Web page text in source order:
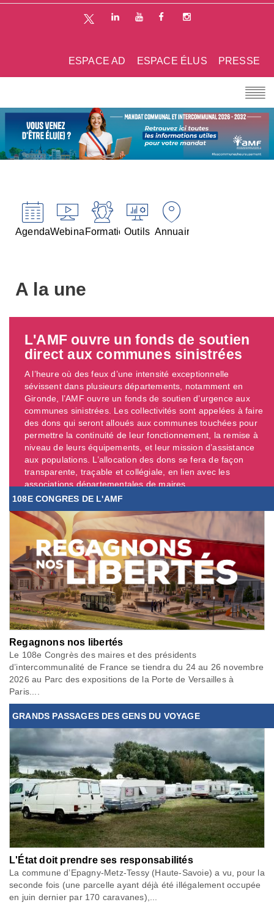
PRESSE
ESPACE ÉLUS
ESPACE AD
AgendaWebinairesFormationsOutils Annuaires
A la une
L'AMF ouvre un fonds de soutien
direct aux communes sinistrées
A l’heure où des feux d’une intensité exceptionnelle
sévissent dans plusieurs départements, notamment en
Gironde, l’AMF ouvre un fonds de soutien d’urgence aux
communes sinistrées. Les collectivités sont appelées à faire
des dons qui seront alloués aux communes touchées pour
permettre la continuité de leur fonctionnement, la remise à
niveau de leurs équipements, et leur mission d’assistance
aux populations. L’allocation des dons se fera de façon
transparente, traçable et collégiale, en lien avec les
associations départementales de maires. ...
108E CONGRES DE L'AMF
Regagnons nos libertés
Le 108e Congrès des maires et des présidents
d’intercommunalité de France se tiendra du 24 au 26 novembre
2026 au Parc des expositions de la Porte de Versailles à
Paris....
GRANDS PASSAGES DES GENS DU VOYAGE
L'État doit prendre ses responsabilités
La commune d’Epagny-Metz-Tessy (Haute-Savoie) a vu, pour la
seconde fois (une parcelle ayant déjà été illégalement occupée
en juin dernier par 170 caravanes),...